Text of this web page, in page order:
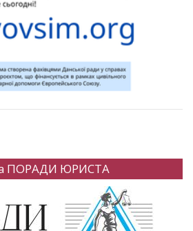
ПОРАДИ ЮРИСТА